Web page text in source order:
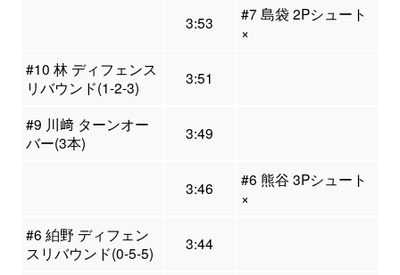
3:53
#7 島袋 2Pシュート
×
#10 林 ディフェンス
リバウンド(1-2-3)
3:51
#9 川﨑 ターンオー
バー(3本)
3:49
3:46
#6 熊谷 3Pシュート
×
#6 絈野 ディフェン
スリバウンド(0-5-5)
3:44